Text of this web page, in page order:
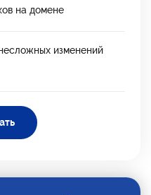
на домене
изменений